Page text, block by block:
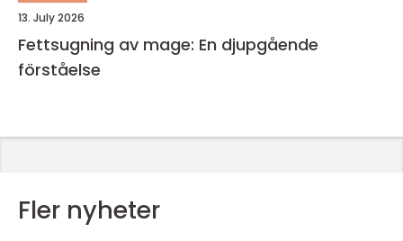
13. July 2026
Fettsugning av mage: En djupgående
förståelse
Fler nyheter